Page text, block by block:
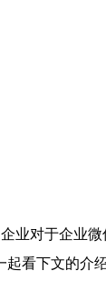
对于企业微
看下文的介绍